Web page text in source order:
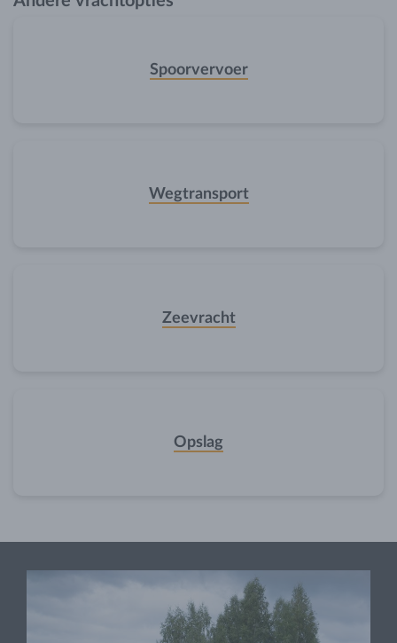
Spoorvervoer
Wegtransport
Zeevracht
Opslag